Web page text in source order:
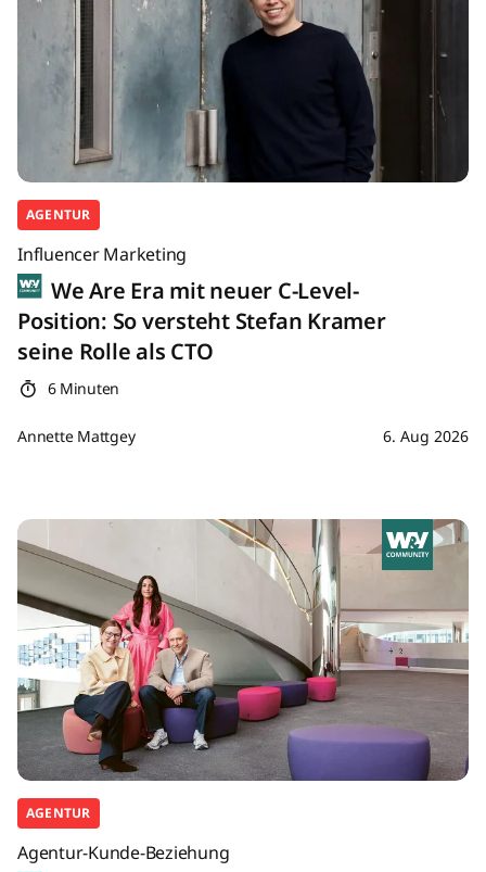
AGENTUR
Influencer Marketing
We Are Era mit neuer C-Level-
Position: So versteht Stefan Kramer
seine Rolle als CTO
6 Minuten
Annette Mattgey 6. Aug 2026
AGENTUR
Agentur-Kunde-Beziehung